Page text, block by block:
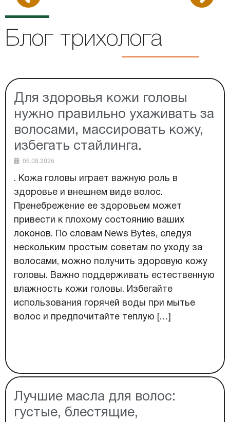
Блог трихолога
Для здоровья кожи головы
нужно правильно ухаживать за
волосами, массировать кожу,
избегать стайлинга.
06.08.2026
. Кожа головы играет важную роль в
здоровье и внешнем виде волос.
Пренебрежение ее здоровьем может
привести к плохому состоянию ваших
локонов. По словам News Bytes, следуя
нескольким простым советам по уходу за
волосами, можно получить здоровую кожу
головы. Важно поддерживать естественную
влажность кожи головы. Избегайте
использования горячей воды при мытье
волос и предпочитайте теплую […]
Лучшие масла для волос:
густые, блестящие,